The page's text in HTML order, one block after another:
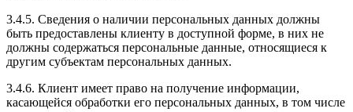
3.4.5. Сведения о наличии персональных данных должны
быть предоставлены клиенту в доступной форме, в них не
должны содержаться персональные данные, относящиеся к
другим субъектам персональных данных.
3.4.6. Клиент имеет право на получение информации,
касающейся обработки его персональных данных, в том числе